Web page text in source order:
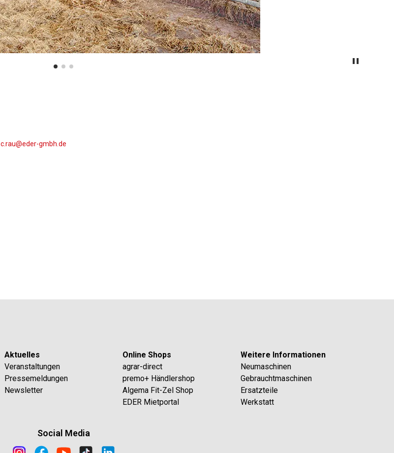
c.rau@eder-gmbh.de
Aktuelles
Veranstaltungen
Pressemeldungen
Newsletter
Online Shops
agrar-direct
premo+ Händlershop
Algema Fit-Zel Shop
EDER Mietportal
Weitere Informationen
Neumaschinen
Gebrauchtmaschinen
Ersatzteile
Werkstatt
Social Media